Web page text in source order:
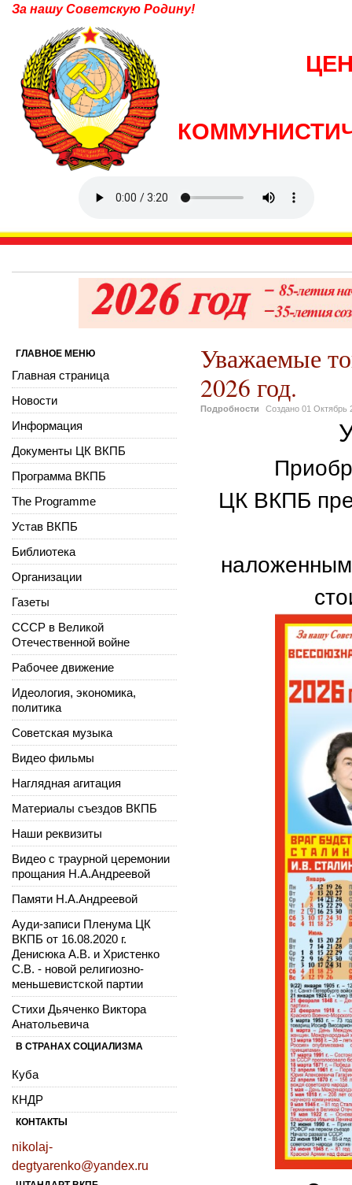
За нашу Советскую Родину!
Уважаемые
2026 год.
Подробности Создано 01 Октябрь
ЦК ВКПБ
ГЛАВНОЕ МЕНЮ
Главная страница
Новости
Информация
Документы ЦК ВКПБ
Программа ВКПБ
The Programme
Устав ВКПБ
Библиотека
Организации
Газеты
СССР в Великой
Отечественной войне
Рабочее движение
Идеология, экономика,
политика
Советская музыка
Видео фильмы
Наглядная агитация
Материалы съездов ВКПБ
Наши реквизиты
Видео с траурной церемонии
прощания Н.А.Андреевой
Памяти Н.А.Андреевой
Ауди-записи Пленума ЦК
ВКПБ от 16.08.2020 г.
Денисюка А.В. и Христенко
С.В. - новой религиозно-
меньшевистской партии
Стихи Дьяченко Виктора
Анатольевича
В СТРАНАХ СОЦИАЛИЗМА
Куба
КНДР
КОНТАКТЫ
nikolaj-
degtyarenko@yandex.ru